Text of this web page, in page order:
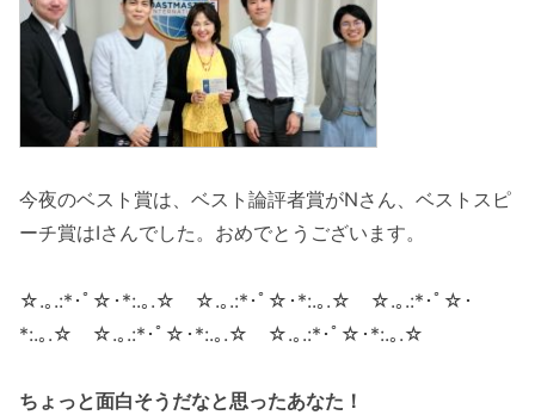
今夜のベスト賞は、ベスト論評者賞がNさん、ベストスピ
ーチ賞はIさんでした。おめでとうございます。
☆.｡.:*･ﾟ☆･*:.｡.☆ ☆.｡.:*･ﾟ☆･*:.｡.☆ ☆.｡.:*･ﾟ☆･
*:.｡.☆ ☆.｡.:*･ﾟ☆･*:.｡.☆ ☆.｡.:*･ﾟ☆･*:.｡.☆
ちょっと面白そうだなと思ったあなた！